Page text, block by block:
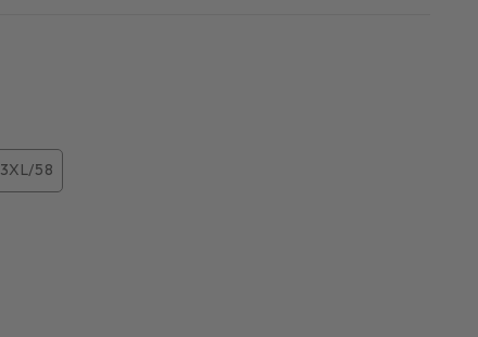
3XL/58